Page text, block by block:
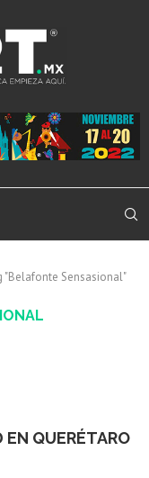
"Belafonte Sensasional"
QUERÉTARO